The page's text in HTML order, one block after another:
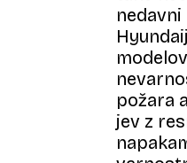
požara
jev z